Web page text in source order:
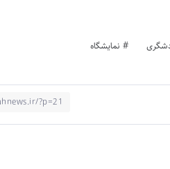
نمایشگاه